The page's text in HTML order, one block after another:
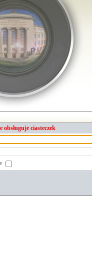
ciasteczek